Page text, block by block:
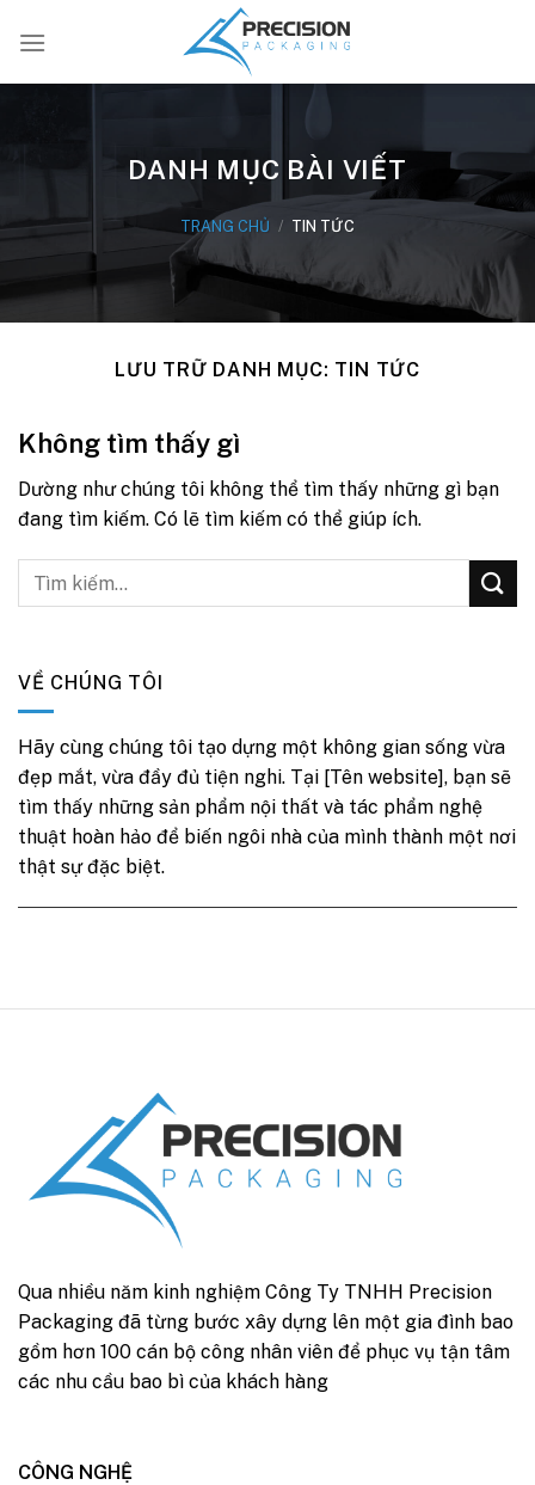
qua
DANH MỤC BÀI VIẾT
TRANG CHỦ / TIN TỨC
LƯU TRỮ DANH MỤC: TIN TỨC
Không tìm thấy gì
Dường như chúng tôi không thể tìm thấy những gì bạn
đang tìm kiếm. Có lẽ tìm kiếm có thể giúp ích.
VỀ CHÚNG TÔI
Hãy cùng chúng tôi tạo dựng một không gian sống vừa
đẹp mắt, vừa đầy đủ tiện nghi. Tại [Tên website], bạn sẽ
tìm thấy những sản phẩm nội thất và tác phẩm nghệ
thuật hoàn hảo để biến ngôi nhà của mình thành một nơi
thật sự đặc biệt.
Qua nhiều năm kinh nghiệm Công Ty TNHH Precision
Packaging đã từng bước xây dựng lên một gia đình bao
gồm hơn 100 cán bộ công nhân viên để phục vụ tận tâm
các nhu cầu bao bì của khách hàng
CÔNG NGHỆ